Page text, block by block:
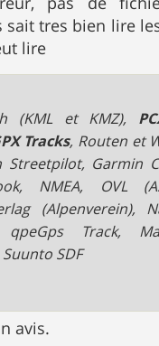
sait tres bien lire
lire
(KML et KMZ),
Tracks, Routen et
Garmin
NMEA, OVL
(Alpenverein),
qpeGps Track,
SDF
avis.